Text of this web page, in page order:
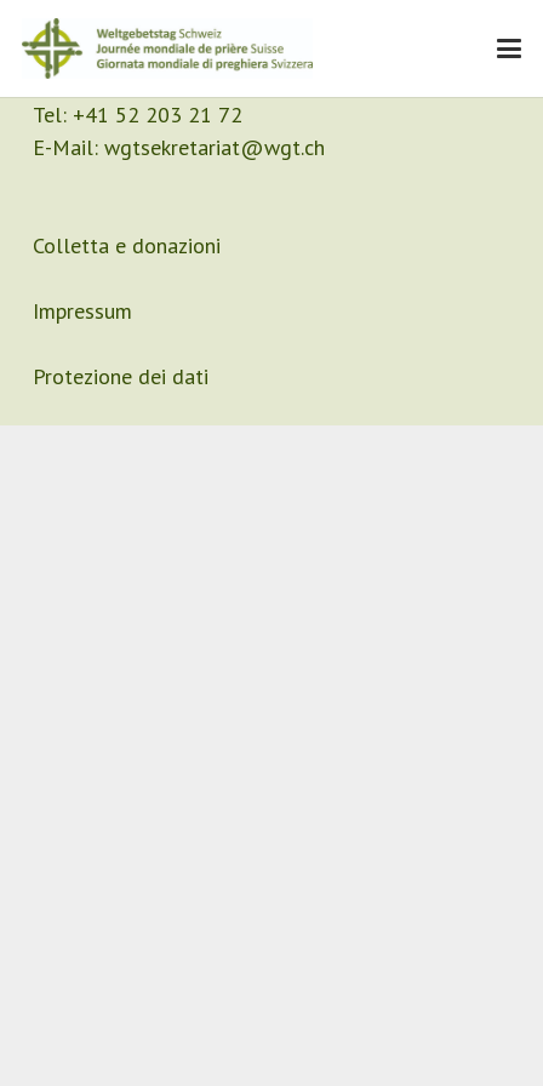
Contatto
Segretariato
Tel: +41 52 203 21 72
E-Mail: wgtsekretariat@wgt.ch
Colletta e donazioni
Impressum
Protezione dei dati